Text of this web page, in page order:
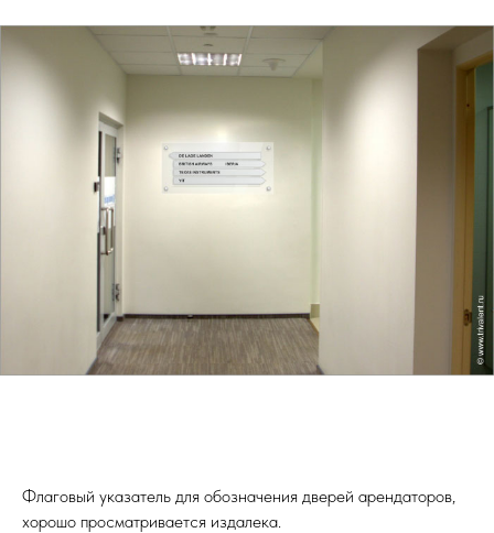
Флаговый указатель для обозначения дверей арендаторов,
хорошо просматривается издалека.